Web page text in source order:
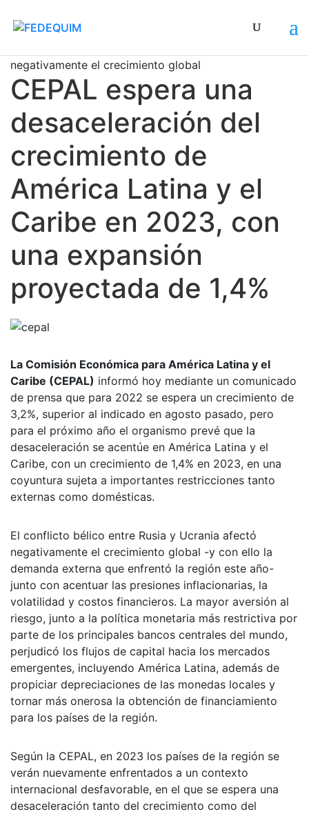
negativamente el crecimiento global
CEPAL espera una
desaceleración del
crecimiento de
América Latina y el
Caribe en 2023, con
una expansión
proyectada de 1,4%
La Comisión Económica para América Latina y el
Caribe (CEPAL) informó hoy mediante un comunicado
de prensa que para 2022 se espera un crecimiento de
3,2%, superior al indicado en agosto pasado, pero
para el próximo año el organismo prevé que la
desaceleración se acentúe en América Latina y el
Caribe, con un crecimiento de 1,4% en 2023, en una
coyuntura sujeta a importantes restricciones tanto
externas como domésticas.
El conflicto bélico entre Rusia y Ucrania afectó
negativamente el crecimiento global -y con ello la
demanda externa que enfrentó la región este año-
junto con acentuar las presiones inflacionarias, la
volatilidad y costos financieros. La mayor aversión al
riesgo, junto a la política monetaria más restrictiva por
parte de los principales bancos centrales del mundo,
perjudicó los flujos de capital hacia los mercados
emergentes, incluyendo América Latina, además de
propiciar depreciaciones de las monedas locales y
tornar más onerosa la obtención de financiamiento
para los países de la región.
Según la CEPAL, en 2023 los países de la región se
verán nuevamente enfrentados a un contexto
internacional desfavorable, en el que se espera una
desaceleración tanto del crecimiento como del